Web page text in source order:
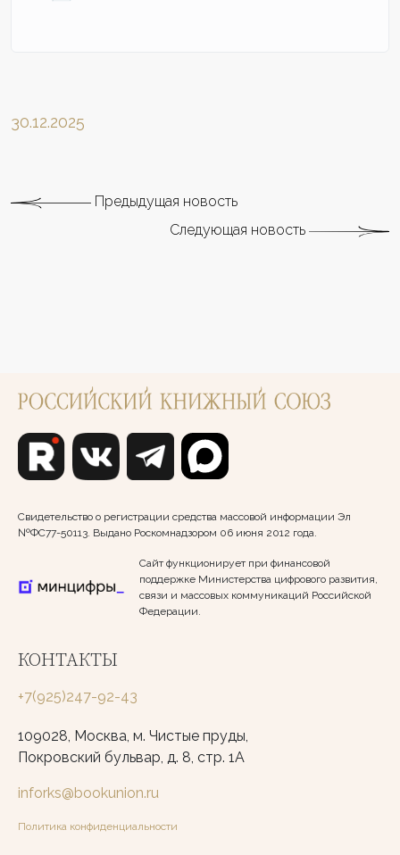
30.12.2025
Предыдущая новость
Следующая новость
Свидетельство о регистрации средства массовой информации Эл
№ФС77-50113. Выдано Роскомнадзором 06 июня 2012 года.
Сайт функционирует при финансовой
поддержке Министерства цифрового развития,
связи и массовых коммуникаций Российской
Федерации.
КОНТАКТЫ
+7(925)247-92-43
109028, Москва, м. Чистые пруды,
Покровский бульвар, д. 8, стр. 1А
inforks@bookunion.ru
Политика конфиденциальности